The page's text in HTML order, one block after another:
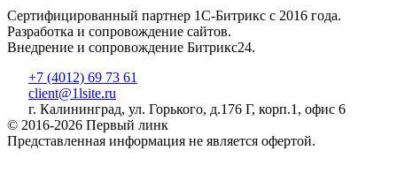
Сертифицированный партнер 1С-Битрикс с 2016 года.
Разработка и сопровождение сайтов.
Внедрение и сопровождение Битрикс24.
+7 (4012) 69 73 61
client@1lsite.ru
г. Калининград, ул. Горького, д.176 Г, корп.1, офис 6
© 2016-2026 Первый линк
Представленная информация не является офертой.